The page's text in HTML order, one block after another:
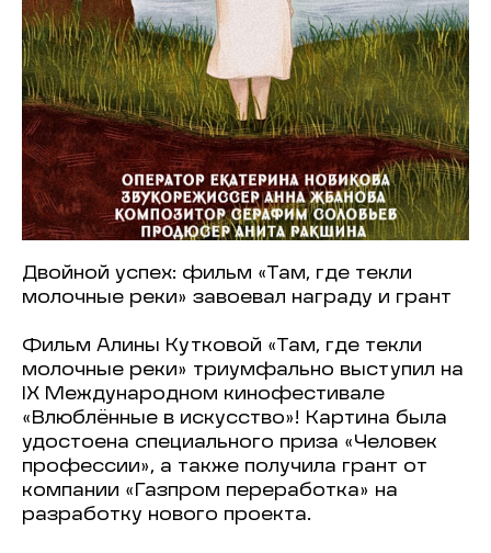
Двойной успех: фильм «Там, где текли
молочные реки» завоевал награду и грант
Фильм Алины Кутковой «Там, где текли
молочные реки» триумфально выступил на
IX Международном кинофестивале
«Влюблённые в искусство»! Картина была
удостоена специального приза «Человек
профессии», а также получила грант от
компании «Газпром переработка» на
разработку нового проекта.